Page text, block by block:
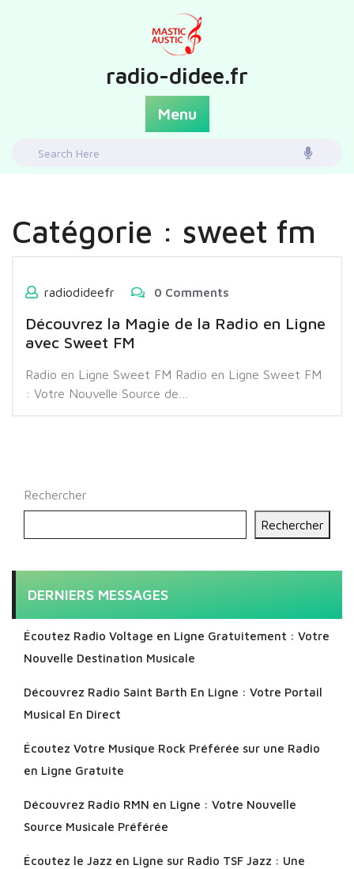
radio-didee.fr
Menu
Search
Catégorie : sweet fm
radiodideefr 0 Comments
Découvrez la Magie de la Radio en Ligne
avec Sweet FM
Radio en Ligne Sweet FM Radio en Ligne Sweet FM
: Votre Nouvelle Source de…
Rechercher
Rechercher
DERNIERS MESSAGES
Écoutez Radio Voltage en Ligne Gratuitement : Votre
Nouvelle Destination Musicale
Découvrez Radio Saint Barth En Ligne : Votre Portail
Musical En Direct
Écoutez Votre Musique Rock Préférée sur une Radio
en Ligne Gratuite
Découvrez Radio RMN en Ligne : Votre Nouvelle
Source Musicale Préférée
Écoutez le Jazz en Ligne sur Radio TSF Jazz : Une